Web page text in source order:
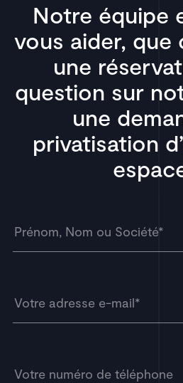
Notre équipe
vous aider,
une
question sur
une
privatisation
Veuillez laisser ce